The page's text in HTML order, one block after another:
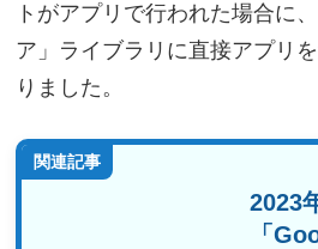
トがアプリで行われた場合に
ア」ライブラリに直接アプリ
りました。
関連記事
2023
「